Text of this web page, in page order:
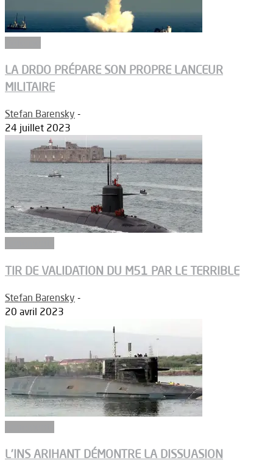
LA DRDO PRÉPARE SON PROPRE LANCEUR
MILITAIRE
Stefan Barensky -
24 juillet 2023
TIR DE VALIDATION DU M51 PAR LE TERRIBLE
Stefan Barensky -
20 avril 2023
L’INS ARIHANT DÉMONTRE LA DISSUASION